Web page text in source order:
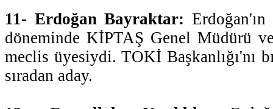
11- Erdoğan Bayraktar:
döneminde KİPTAŞ Genel Müdürü
meclis üyesiydi. TOKİ Başkanlığı'nı
sıradan aday.